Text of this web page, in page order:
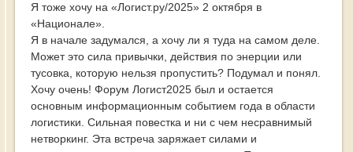
Я тоже хочу на «Логист.ру/2025» 2 октября в
«Национале».
Я в начале задумался, а хочу ли я туда на самом деле.
Может это сила привычки, действия по энерции или
тусовка, которую нельзя пропустить? Подумал и понял.
Хочу очень! Форум Логист2025 был и остается
основным информационным событием года в области
логистики. Сильная повестка и ни с чем несравнимый
нетворкинг. Эта встреча заряжает силами и